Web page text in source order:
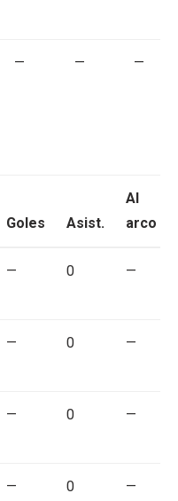
— — —
Goles Asist.
Al
arco
— 0 —
— 0 —
— 0 —
— 0 —